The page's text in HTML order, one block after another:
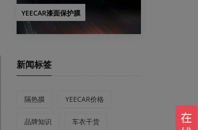
YEECAR漆面保护膜
新闻标签
隔热膜 YEECAR价格
品牌知识 车衣干货